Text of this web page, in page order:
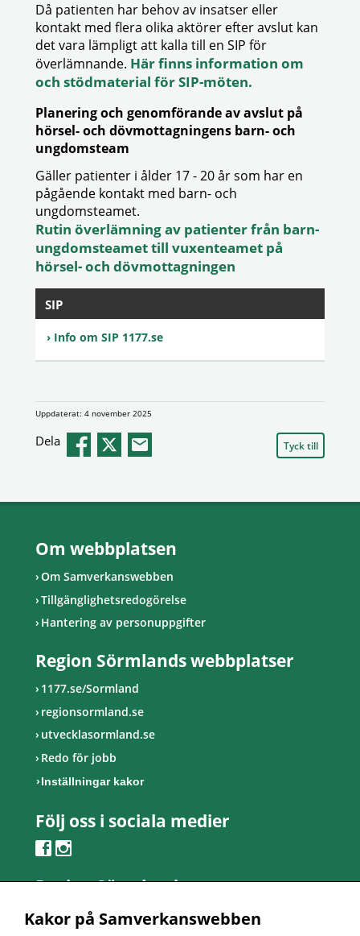
Då patienten har behov av insatser eller
kontakt med flera olika aktörer efter avslut kan
det vara lämpligt att kalla till en SIP för
överlämnande. Här finns information om
och stödmaterial för SIP-möten.
Planering och genomförande av avslut på
hörsel- och dövmottagningens barn- och
ungdomsteam
Gäller patienter i ålder 17 - 20 år som har en
pågående kontakt med barn- och
ungdomsteamet.
Rutin överlämning av patienter från barn-
ungdomsteamet till vuxenteamet på
hörsel- och dövmottagningen
SIP
Info om SIP 1177.se
Uppdaterat: 4 november 2025
Dela Tyck till
Om webbplatsen
Om Samverkanswebben
Tillgänglighetsredogörelse
Hantering av personuppgifter
Region Sörmlands webbplatser
1177.se/Sormland
regionsormland.se
utvecklasormland.se
Redo för jobb
Inställningar kakor
Följ oss i sociala medier
Region Sörmland
Kontaktcenter
Telefon: 0155-24 50 00
Kakor på Samverkanswebben